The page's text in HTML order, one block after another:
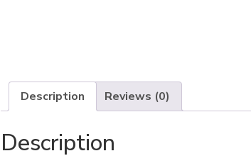
Description Reviews (0)
Description